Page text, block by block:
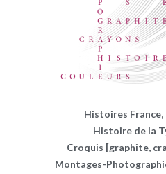
Histoires France,
Histoire de la
Croquis [graphite,
Montages-